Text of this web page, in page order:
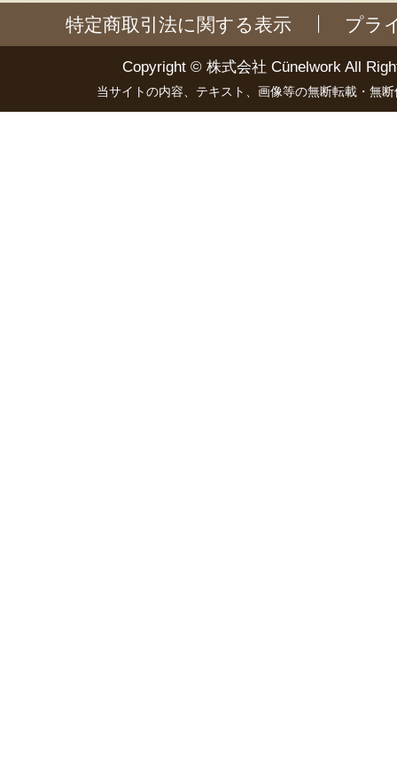
特定商取引法に関する表示 プラ
Copyright © 株式会社 Cünelwork All
当サイトの内容、テキスト、画像等の無断転載・無